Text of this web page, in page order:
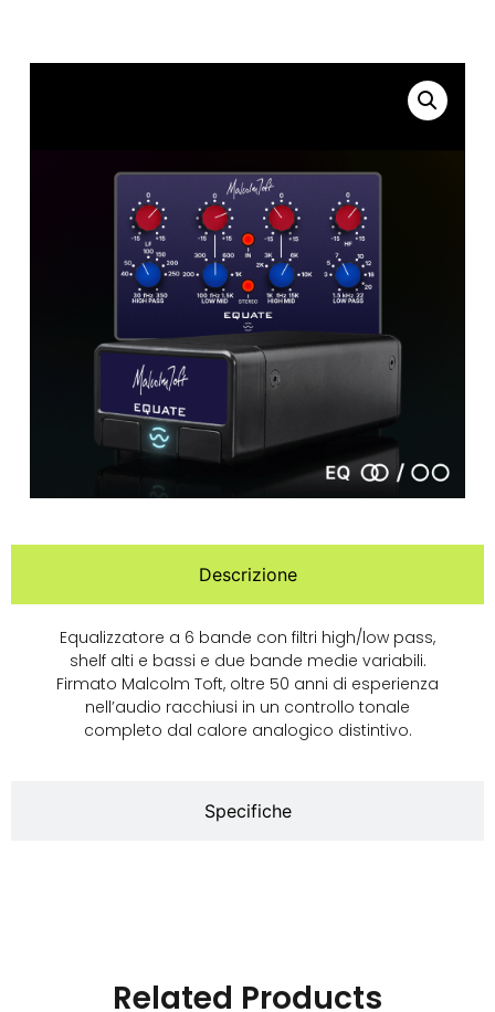
Descrizione
Specifiche
Equalizzatore a 6 bande con filtri high/low pass,
shelf alti e bassi e due bande medie variabili.
Firmato Malcolm Toft, oltre 50 anni di esperienza
nell’audio racchiusi in un controllo tonale
completo dal calore analogico distintivo.
Related Products